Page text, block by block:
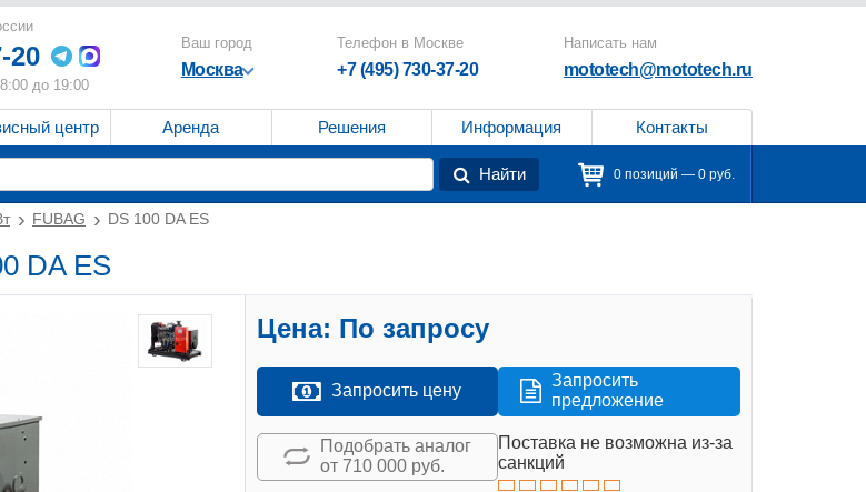
20
до 19:00
Ваш город
Москва
Телефон в Москве
+7 (495) 730-37-20
Написать нам
mototech@mototech.ru
центр Аренда Решения Информация Контакты
Найти 0 позиций — 0 руб.
FUBAG DS 100 DA ES
DA ES
Цена: По запросу
Запросить цену
Запросить
предложение
Подобрать аналог
от 710 000 руб.
Поставка не возможна из-за
санкций